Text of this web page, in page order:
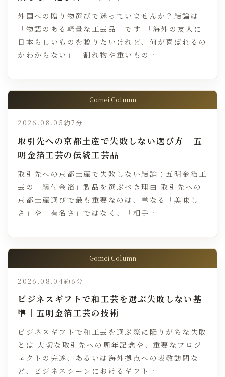
外国への贈り物選びで迷っていませんか？結論は
「物語のある軽量な工芸品」です 「海外の友人に
日本らしいものを贈りたいけれど、何が喜ばれるの
かわからない」「割れ物や重いもの…
Gomei Column
2026.08.05 約7分
取引先への京都土産で失敗しない選び方｜五
明金箔工芸の伝統工芸品
取引先への京都土産で失敗しない結論：五明金箔工
芸の「縁付金箔」製品を選ぶべき理由 取引先への
京都土産選びで最も重要なのは、単なる「美味し
さ」や「有名さ」ではなく、「相手…
Gomei Column
2026.08.04約6分
ビジネスギフトで和工芸を選ぶ失敗しない基
準｜五明金箔工芸の技術
ビジネスギフトで和工芸を選ぶ際に陥りがちな失敗
とは 大切な取引先への周年記念や、重要なプロジ
ェクトの完遂、あるいは海外拠点への表敬訪問な
ど、ビジネスシーンにおけるギフト…